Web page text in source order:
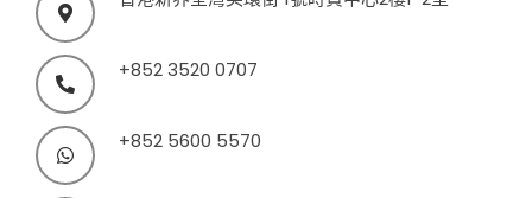
+852 3520 0707
+852 5600 5570